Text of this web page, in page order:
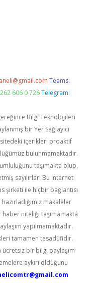
Teams:
606 0 726 Telegram:
Bilgi Teknolojileri
bir Yer Sağlayıcı
içerikleri proaktif
bulunmamaktadır.
taşımakta olup,
sayılırlar. Bu internet
şirketi ile hiçbir bağlantısı
makaleler
niteliği taşımamakta
yapılmamaktadır.
tamamen tesadüfidir.
ücretsiz bir bilgi paylaşım
aykırı olduğunu